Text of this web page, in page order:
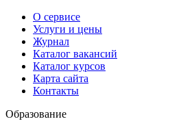
О сервисе
Услуги и цены
Журнал
Каталог вакансий
Каталог курсов
Карта сайта
Контакты
Образование